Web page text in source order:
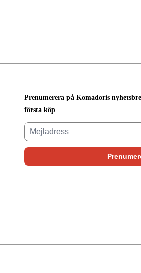
Prenumerera på Komadoris
första köp